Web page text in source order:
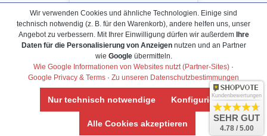
Daten­schutz­erklärung
Widerrufs­recht /Widerrufs­formular
AGB & Info
Impressum
Umwelt und Entsorgung
Vertrag widerrufen
Wir verwenden Cookies und ähnliche Technologien. Einige sind
technisch notwendig (z. B. für den Warenkorb), andere helfen uns, unser
Angebot zu verbessern. Mit Ihrer Einwilligung dürfen wir außerdem Ihre
Daten für die Personalisierung von Anzeigennutzen und an Partner
wie Googleübermitteln.
Wie Google Informationen von Websites nutzt (Partner-Sites) ·
Google Privacy & Terms · Zu unseren Datenschutzbestimmungen
Nur technisch notwendige Konfigurieren
Alle Cookies akzeptieren
Kundenbewertungen
SEHR GUT
4.78 / 5.00